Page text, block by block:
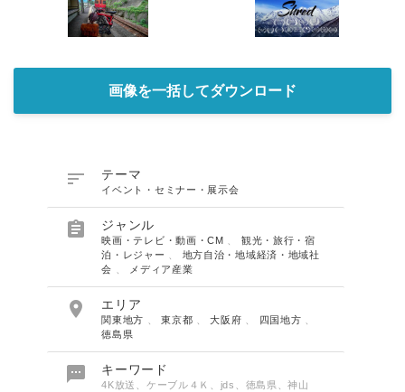
画像を一括してダウンロード
 テーマ
イベント・セミナー・展示会
 ジャンル
映画・テレビ・動画・CM
観光・旅行・宿
泊・レジャー
地方自治・地域経済・地域社
会
メディア産業
 エリア
関東地方 、東京都 、大阪府 四国地方
徳島県
 キーワード
4K放送、ケーブル４Ｋ、jds、徳島県、神山